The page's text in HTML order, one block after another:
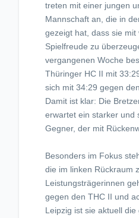
treten mit einer jungen
Mannschaft an, die in
gezeigt hat, dass sie mit
Spielfreude zu
vergangenen Woche
Thüringer HC II mit
sich mit 34:29 gegen
Damit ist klar: Die
erwartet ein starker und
Gegner, der mit
Besonders im Fokus
die im linken Rückraum
Leistungsträgerinnen
gegen den THC II und
Leipzig ist sie aktuell